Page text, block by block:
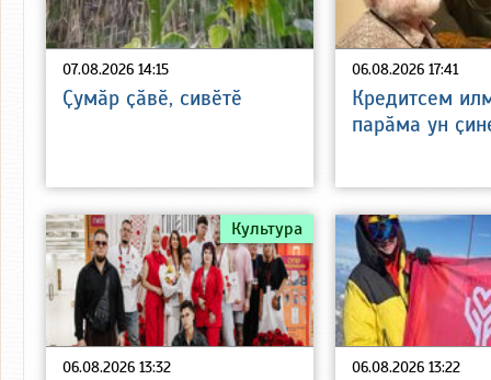
07.08.2026 14:15
Ҫумӑр ҫӑвӗ, сивӗтӗ
06.08.2026 17:41
Кредитсем
парӑма ун
06.08.2026 13:32
Культура
06.08.2026 13:22